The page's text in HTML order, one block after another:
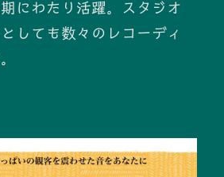
にわたり活躍。スタジオ
しても数々のレコーディ